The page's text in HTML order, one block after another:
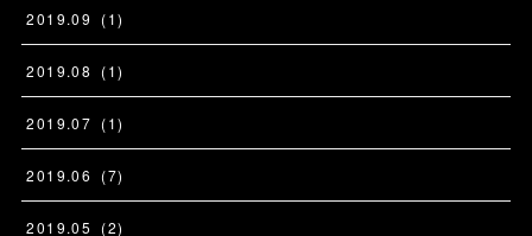
2019.09 (1)
2019.08 (1)
2019.07 (1)
2019.06 (7)
2019.05 (2)